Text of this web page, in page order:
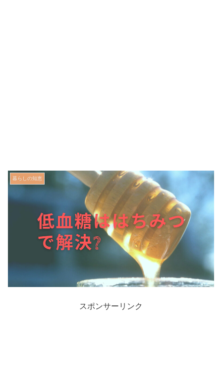
暮らしの知恵
スポンサーリンク